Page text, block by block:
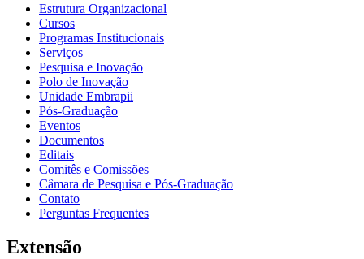
Estrutura Organizacional
Cursos
Programas Institucionais
Serviços
Pesquisa e Inovação
Polo de Inovação
Unidade Embrapii
Pós-Graduação
Eventos
Documentos
Editais
Comitês e Comissões
Câmara de Pesquisa e Pós-Graduação
Contato
Perguntas Frequentes
Extensão